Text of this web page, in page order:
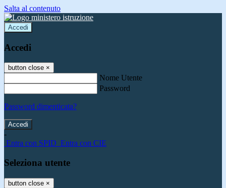
Salta al contenuto
Accedi
Accedi
button close ×
Nome Utente
Password
Password dimenticata?
-
Entra con SPID Entra con CIE
Seleziona utente
button close ×